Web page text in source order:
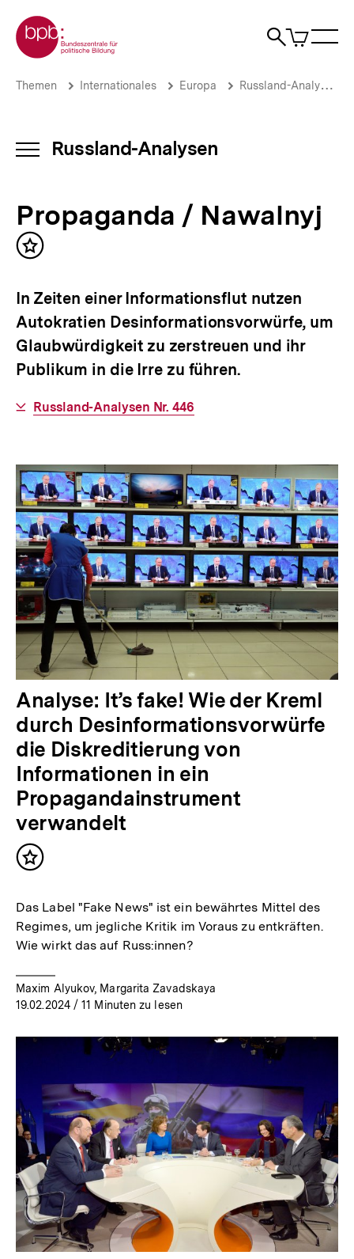
zum
Seiteninhalt
springen
Zur Startseite der bpb
Suche
Artikel
im
Propaganda
Russland-
Analysen
Brotkrümelnavigation
Pfadnavigation
Themen Internationales Europa Russland-Analysen
INHALTSNAVIGATION
Russland-Analysen
Propaganda / Nawalnyj
Inhalt
In Zeiten einer Informationsflut nutzen
Autokratien Desinformationsvorwürfe, um
Glaubwürdigkeit zu zerstreuen und ihr
Publikum in die Irre zu führen.
Interner
Russland-Analysen Nr. 446
Analyse: It’s fake! Wie der Kreml
durch Desinformationsvorwürfe
die Diskreditierung von
Informationen in ein
Propagandainstrument
verwandelt
Inhalt
Das Label "Fake News" ist ein bewährtes Mittel des
Regimes, um jegliche Kritik im Voraus zu entkräften.
Wie wirkt das auf Russ:innen?
Maxim Alyukov, Margarita Zavadskaya
19.02.2024/ 11 Minuten zu lesen